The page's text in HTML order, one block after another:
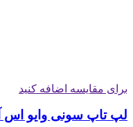
برای مقایسه اضافه کنید
لپ تاپ سونی وایو اس آ 23 جی ایکس